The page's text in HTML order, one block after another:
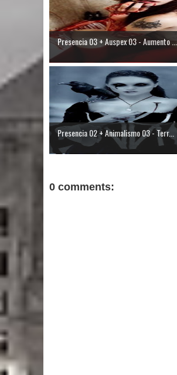
Presencia 03 + Auspex 03 - Aumento ...
Presencia 02 + Animalismo 03 - Terr...
0 comments: